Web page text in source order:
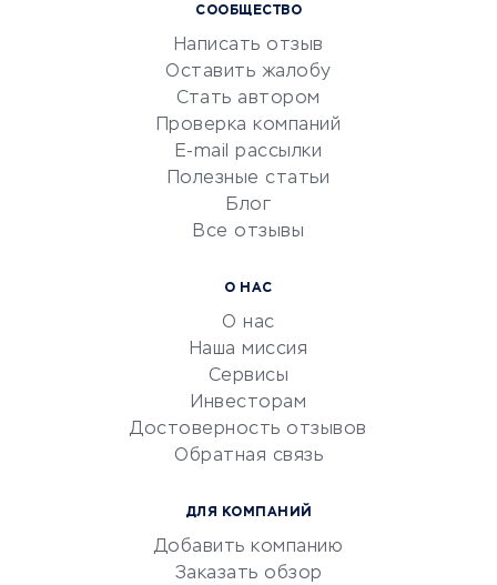
Маркетинг и продажи
Репетиторство
Красота и здоровье
Сервисы по поиску работы
Сетевой маркетинг
УСЛУГИ ДЛЯ БИЗНЕСА
документооборот
Юридические компании
Бухгалтерия онлайн
СООБЩЕСТВО
Написать отзыв
Оставить жалобу
Стать автором
Проверка компаний
E-mail рассылки
Полезные статьи
Блог
Все отзывы
О НАС
О нас
Наша миссия
Сервисы
Инвесторам
Достоверность отзывов
Обратная связь
ДЛЯ КОМПАНИЙ
Добавить компанию
Заказать обзор